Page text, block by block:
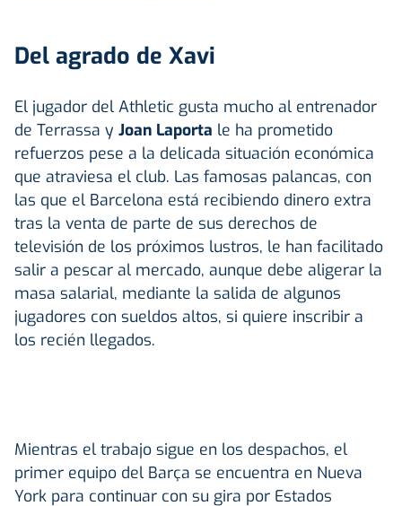
Del agrado de Xavi
El jugador del Athletic gusta mucho al entrenador
de Terrassa y Joan Laporta le ha prometido
refuerzos pese a la delicada situación económica
que atraviesa el club. Las famosas palancas, con
las que el Barcelona está recibiendo dinero extra
tras la venta de parte de sus derechos de
televisión de los próximos lustros, le han facilitado
salir a pescar al mercado, aunque debe aligerar la
masa salarial, mediante la salida de algunos
jugadores con sueldos altos, si quiere inscribir a
los recién llegados.
Mientras el trabajo sigue en los despachos, el
primer equipo del Barça se encuentra en Nueva
York para continuar con su gira por Estados